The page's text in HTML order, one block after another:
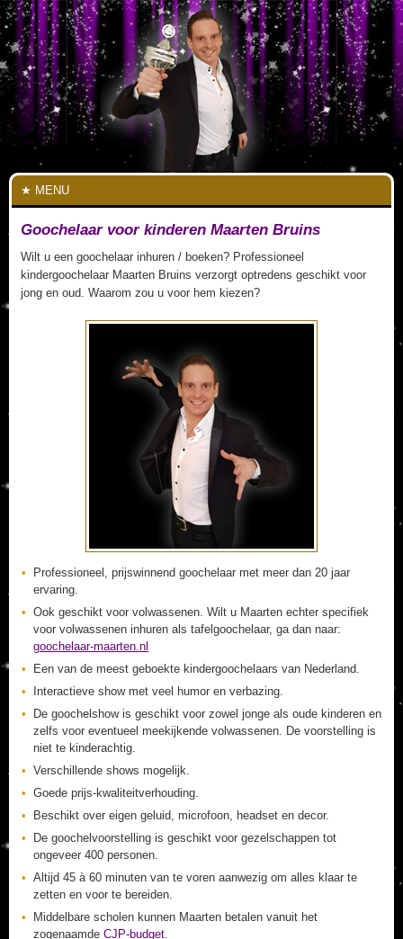
MENU
Goochelaar voor kinderen Maarten Bruins
Wilt u een goochelaar inhuren / boeken? Professioneel
kindergoochelaar Maarten Bruins verzorgt optredens geschikt voor
jong en oud. Waarom zou u voor hem kiezen?
Professioneel, prijswinnend goochelaar met meer dan 20 jaar
ervaring.
Ook geschikt voor volwassenen. Wilt u Maarten echter specifiek
voor volwassenen inhuren als tafelgoochelaar, ga dan naar:
goochelaar-maarten.nl
Een van de meest geboekte kindergoochelaars van Nederland.
Interactieve show met veel humor en verbazing.
De goochelshow is geschikt voor zowel jonge als oude kinderen en
zelfs voor eventueel meekijkende volwassenen. De voorstelling is
niet te kinderachtig.
Verschillende shows mogelijk.
Goede prijs-kwaliteitverhouding.
Beschikt over eigen geluid, microfoon, headset en decor.
De goochelvoorstelling is geschikt voor gezelschappen tot
ongeveer 400 personen.
Altijd 45 à 60 minuten van te voren aanwezig om alles klaar te
zetten en voor te bereiden.
Middelbare scholen kunnen Maarten betalen vanuit het
zogenaamde CJP-budget.